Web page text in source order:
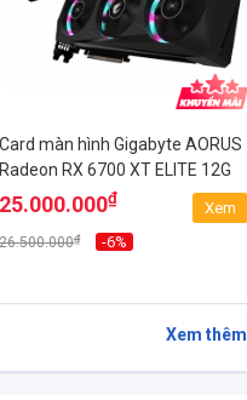
Card màn hình Gigabyte AORUS
Radeon RX 6700 XT ELITE 12G
25.000.000₫
26.500.000₫ -6%
Xem
Xem thêm